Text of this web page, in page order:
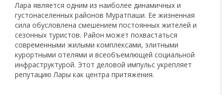
Лара является одним из наиболее динамичных и
густонаселенных районов Муратпаши. Ее жизненная
сила обусловлена смешением постоянных жителей и
сезонных туристов. Район может похвастаться
современными жилыми комплексами, элитными
курортными отелями и всеобъемлющей социальной
инфраструктурой. Этот деловой импульс укрепляет
репутацию Лары как центра притяжения.